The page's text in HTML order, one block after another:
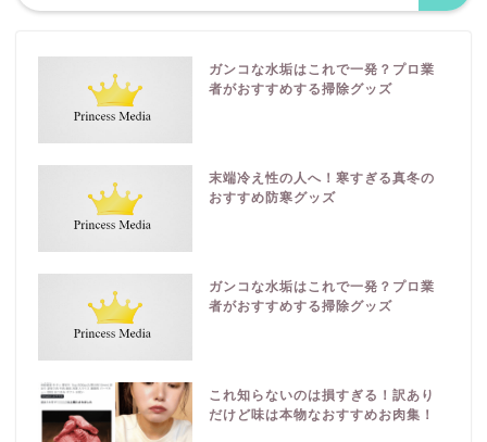
ガンコな水垢はこれで一発？プロ業
者がおすすめする掃除グッズ
末端冷え性の人へ！寒すぎる真冬の
おすすめ防寒グッズ
ガンコな水垢はこれで一発？プロ業
者がおすすめする掃除グッズ
これ知らないのは損すぎる！訳あり
だけど味は本物なおすすめお肉集！